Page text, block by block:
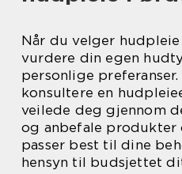
Når du velger
vurdere din egen
personlige
konsultere en
veilede deg gjennom
og anbefale produkter
passer best til dine
hensyn til budsjettet